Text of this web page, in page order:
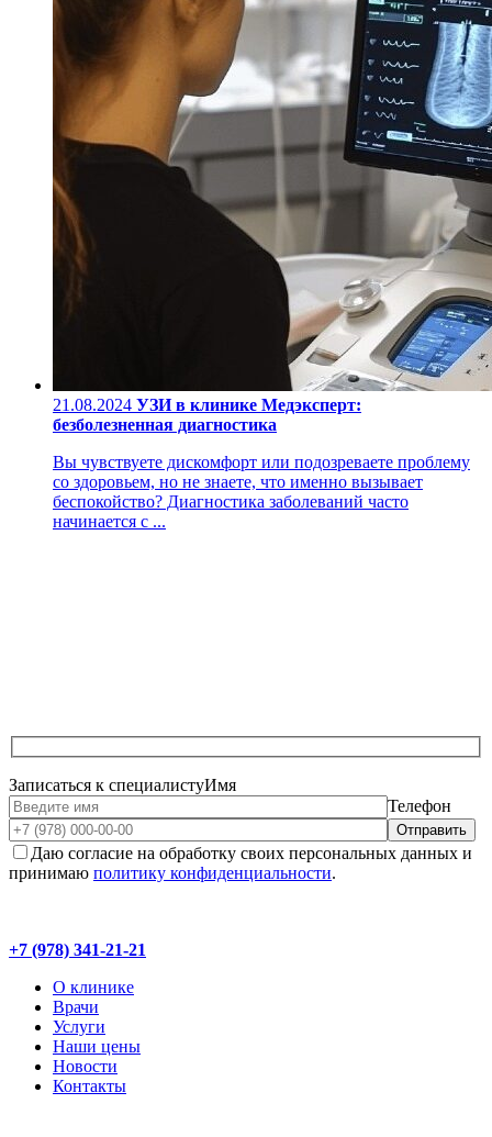
21.08.2024 УЗИ в клинике Медэксперт:
безболезненная диагностика
Вы чувствуете дискомфорт или подозреваете проблему
со здоровьем, но не знаете, что именно вызывает
беспокойство? Диагностика заболеваний часто
начинается с ...
Записаться к специалистуИмя
Телефон
Даю согласие на обработку своих персональных данных и
принимаю политику конфиденциальности.
+7 (978) 341-21-21
О клинике
Врачи
Услуги
Наши цены
Новости
Контакты